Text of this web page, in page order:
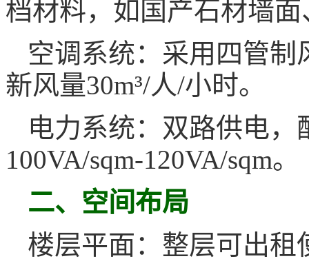
档材料，如国产石材墙
空调系统：采用四管制
新风量30m³/人/小时。
电力系统：双路供电
100VA/sqm-120VA/sqm。
二、空间布局
楼层平面：整层可出租